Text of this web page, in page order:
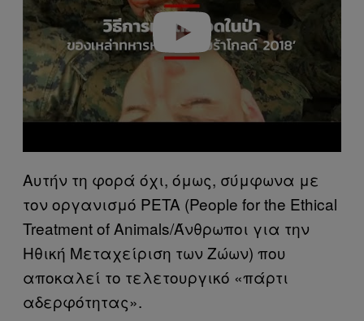
Αυτήν τη φορά όχι, όμως, σύμφωνα με
τον οργανισμό PETA (People for the Ethical
Treatment of Animals/Άνθρωποι για την
Ηθική Μεταχείριση των Ζώων) που
αποκαλεί το τελετουργικό «πάρτι
αδερφότητας».